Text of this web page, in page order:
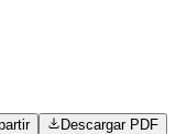
Descargar PDF